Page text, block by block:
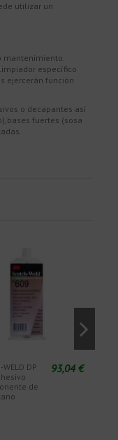
utilizar un
mantenimiento.
específico
ejercerán función
o decapantes así
fuertes (sosa
WELD DP
de
93,04 €